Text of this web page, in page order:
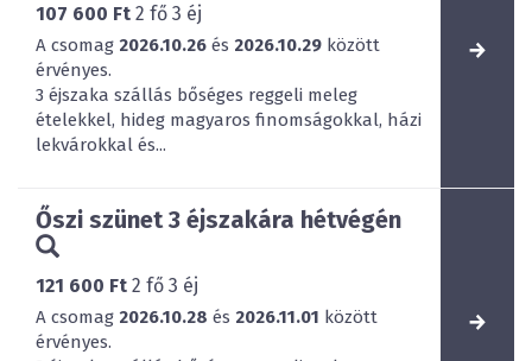
107 600 Ft 2 fő 3 éj
A csomag 2026.10.26 és 2026.10.29 között
érvényes.
3 éjszaka szállás bőséges reggeli meleg
ételekkel, hideg magyaros finomságokkal, házi
lekvárokkal és...
Őszi szünet 3 éjszakára hétvégén
121 600 Ft 2 fő 3 éj
A csomag 2026.10.28 és 2026.11.01 között
érvényes.